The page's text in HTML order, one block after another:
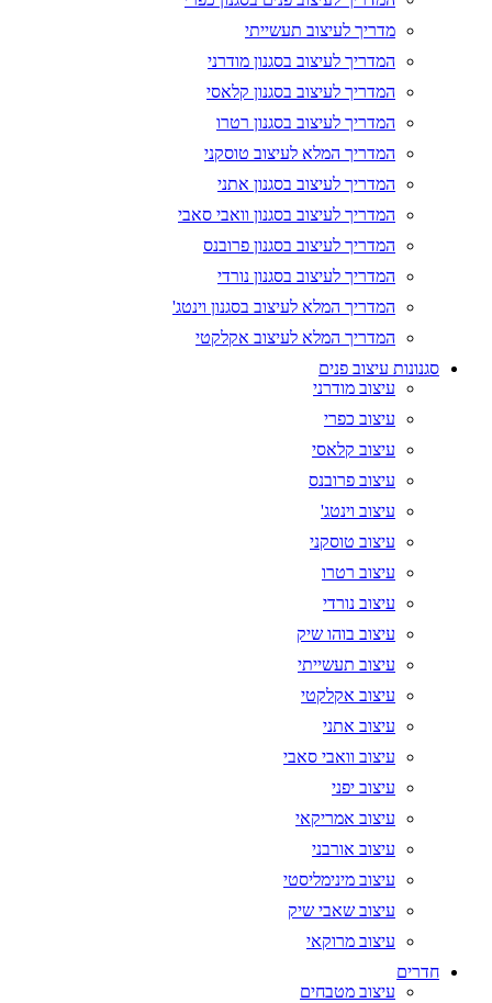
מדריך לעיצוב תעשייתי
המדריך לעיצוב בסגנון מודרני
המדריך לעיצוב בסגנון קלאסי
המדריך לעיצוב בסגנון רטרו
המדריך המלא לעיצוב טוסקני
המדריך לעיצוב בסגנון אתני
המדריך לעיצוב בסגנון וואבי סאבי
המדריך לעיצוב בסגנון פרובנס
המדריך לעיצוב בסגנון נורדי
המדריך המלא לעיצוב בסגנון וינטג'
המדריך המלא לעיצוב אקלקטי
סגנונות עיצוב פנים
עיצוב מודרני
עיצוב כפרי
עיצוב קלאסי
עיצוב פרובנס
עיצוב וינטג'
עיצוב טוסקני
עיצוב רטרו
עיצוב נורדי
עיצוב בוהו שיק
עיצוב תעשייתי
עיצוב אקלקטי
עיצוב אתני
עיצוב וואבי סאבי
עיצוב יפני
עיצוב אמריקאי
עיצוב אורבני
עיצוב מינימליסטי
עיצוב שאבי שיק
עיצוב מרוקאי
חדרים
עיצוב מטבחים